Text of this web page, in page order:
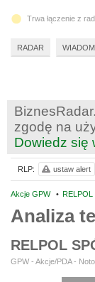
zgodę na
Dowiedz się
Akcje GPW • RELPOL
Analiza
RELPOL
GPW - Akcje/PDA -
RLP: ustaw alert
74
Trwa łączenie z
RADAR